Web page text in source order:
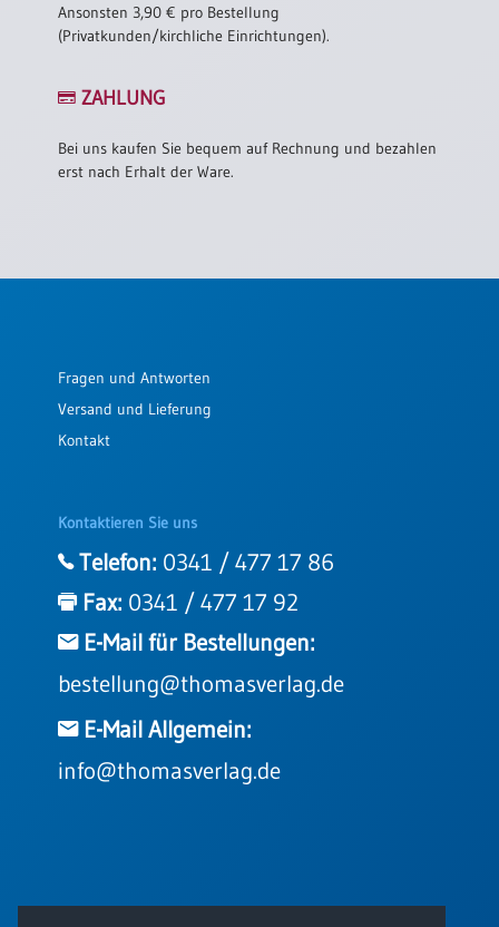
Ansonsten 3,90 € pro Bestellung
(Privatkunden/kirchliche Einrichtungen).
ZAHLUNG
Bei uns kaufen Sie bequem auf Rechnung und bezahlen
erst nach Erhalt der Ware.
Fragen und Antworten
Versand und Lieferung
Kontakt
Kontaktieren Sie uns
Telefon: 0341 / 477 17 86
Fax: 0341 / 477 17 92
E-Mail für Bestellungen:
bestellung@thomasverlag.de
E-Mail Allgemein:
info@thomasverlag.de